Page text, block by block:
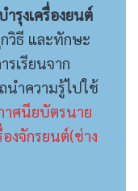
รุงเครื่องยนต์
กวิธี และทักษะ
เรียนจาก
นำความรู้ไปใช้
าศนียบัตรนาย
งจักรยนต์(ช่าง